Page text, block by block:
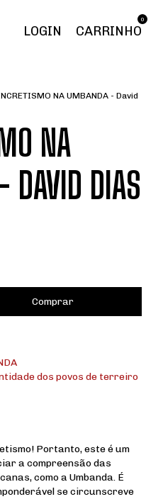
LOGIN CARRINHO
0
NA UMBANDA - David
NA
DAVID DIAS
dos povos de terreiro
Portanto, este é um
a compreensão das
como a Umbanda. É
se circunscreve